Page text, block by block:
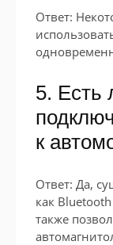
Ответ:
5. Есть
к
Ответ: Да,
как
также